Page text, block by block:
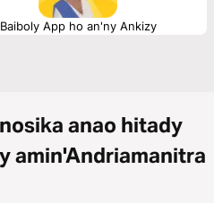
Baiboly App ho an'ny Ankizy
anao hitady
amin'Andriamanitra